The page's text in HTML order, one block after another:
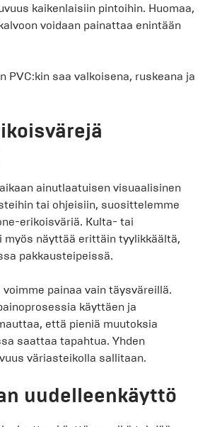
kaikenlaisiin pintoihin. Huomaa,
voidaan painattaa enintään
PVC:kin saa valkoisena, ruskeana ja
ainutlaatuisen visuaalisinen
tai ohjeisiin, suosittelemme
erikoisväriä. Kulta- tai
myös näyttää erittäin tyylikkäältä,
pakkausteipeissä.
painaa vain täysväreillä.
käyttäen ja
että pieniä muutoksia
saattaa tapahtua. Yhden
väriasteikolla sallitaan.
uudelleenkäyttö